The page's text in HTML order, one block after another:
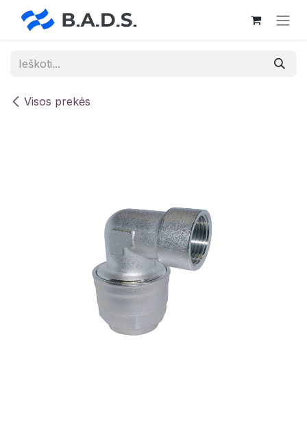
Skip to Content
Visos prekės